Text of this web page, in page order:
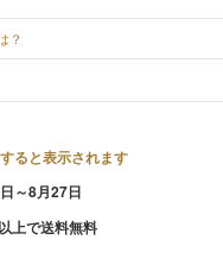
？
ると表示されます
～8月27日
上で送料無料